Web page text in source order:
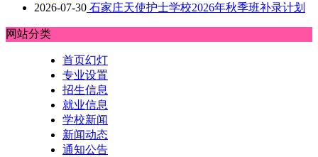
2026-07-30 石家庄天使护士学校2026年秋季班补录计划
网站分类
首页幻灯
专业设置
招生信息
就业信息
学校新闻
新闻动态
通知公告